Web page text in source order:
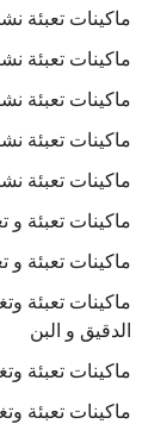
ماكينات تعبئة
ماكينات تعبئة
ماكينات تعبئة
ماكينات تعبئة
ماكينات تعبئة
ماكينات تعبئة و
ماكينات تعبئة و
ماكينات تعبئة
الدقيق و البن
ماكينات تعبئة
ماكينات تعبئة